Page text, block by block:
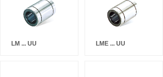
LM ... UU LME ... UU